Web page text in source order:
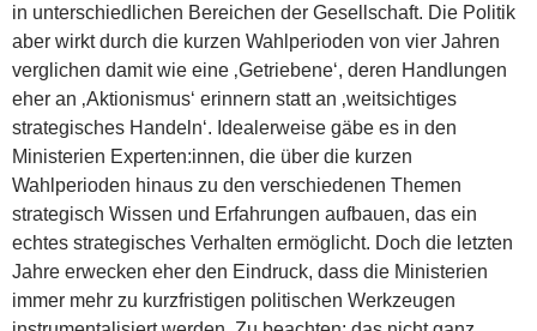
in unterschiedlichen Bereichen der Gesellschaft. Die Politik
aber wirkt durch die kurzen Wahlperioden von vier Jahren
verglichen damit wie eine ‚Getriebene‘, deren Handlungen
eher an ‚Aktionismus‘ erinnern statt an ‚weitsichtiges
strategisches Handeln‘. Idealerweise gäbe es in den
Ministerien Experten:innen, die über die kurzen
Wahlperioden hinaus zu den verschiedenen Themen
strategisch Wissen und Erfahrungen aufbauen, das ein
echtes strategisches Verhalten ermöglicht. Doch die letzten
Jahre erwecken eher den Eindruck, dass die Ministerien
immer mehr zu kurzfristigen politischen Werkzeugen